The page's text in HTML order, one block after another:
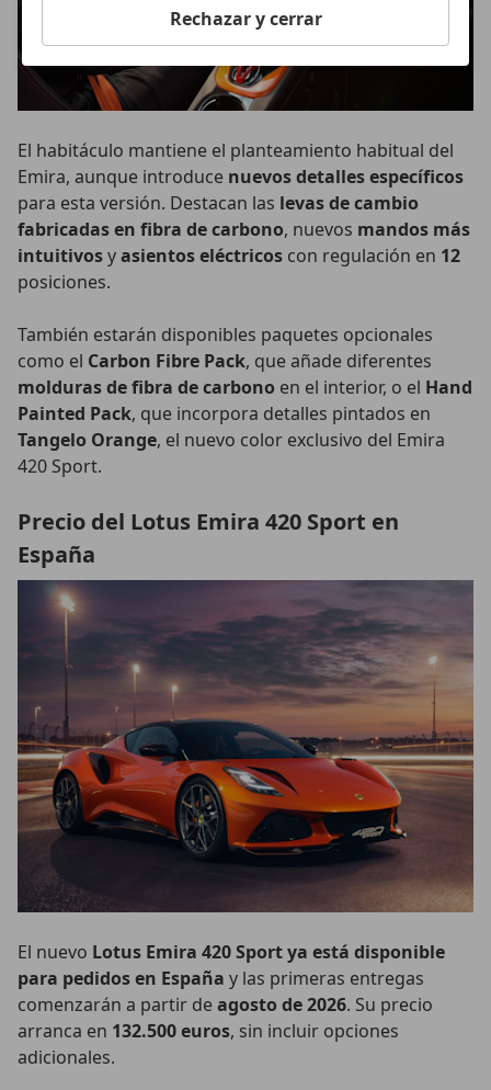
Rechazar y cerrar
El habitáculo mantiene el planteamiento habitual del
Emira, aunque introduce nuevos detalles específicos
para esta versión. Destacan las levas de cambio
fabricadas en fibra de carbono, nuevos mandos más
intuitivosyasientos eléctricos con regulación en 12
posiciones.
También estarán disponibles paquetes opcionales
como el Carbon Fibre Pack, que añade diferentes
molduras de fibra de carbono en el interior, o el Hand
Painted Pack, que incorpora detalles pintados en
Tangelo Orange, el nuevo color exclusivo del Emira
420 Sport.
Precio del Lotus Emira 420 Sport en
España
El nuevo Lotus Emira 420 Sport ya está disponible
para pedidos en España y las primeras entregas
comenzarán a partir deagosto de 2026. Su precio
arranca en 132.500 euros, sin incluir opciones
adicionales.